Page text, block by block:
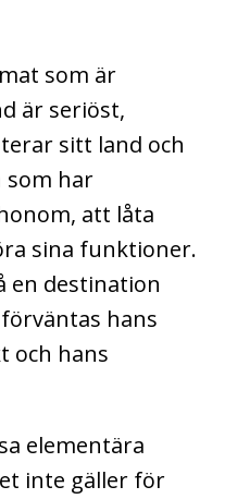
som är
är seriöst,
sitt land och
som har
att låta
sina funktioner.
en destination
hans
och hans
elementära
inte gäller för